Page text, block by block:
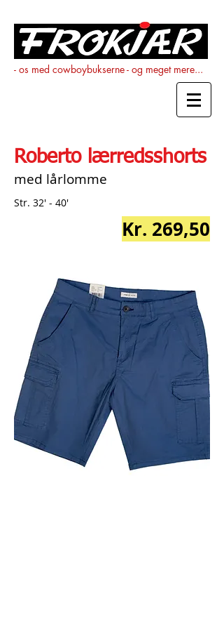
- os med cowboybukserne - og meget mere...
Roberto lærredsshorts
med lårlomme
Str. 32' - 40'
Kr. 269,50